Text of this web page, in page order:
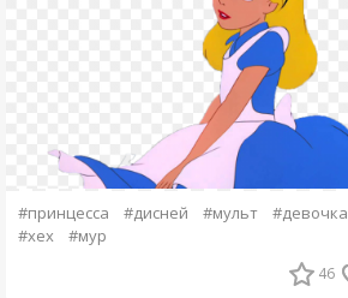
#принцесса #дисней #мульт
#девочка
#хех
#мур
46